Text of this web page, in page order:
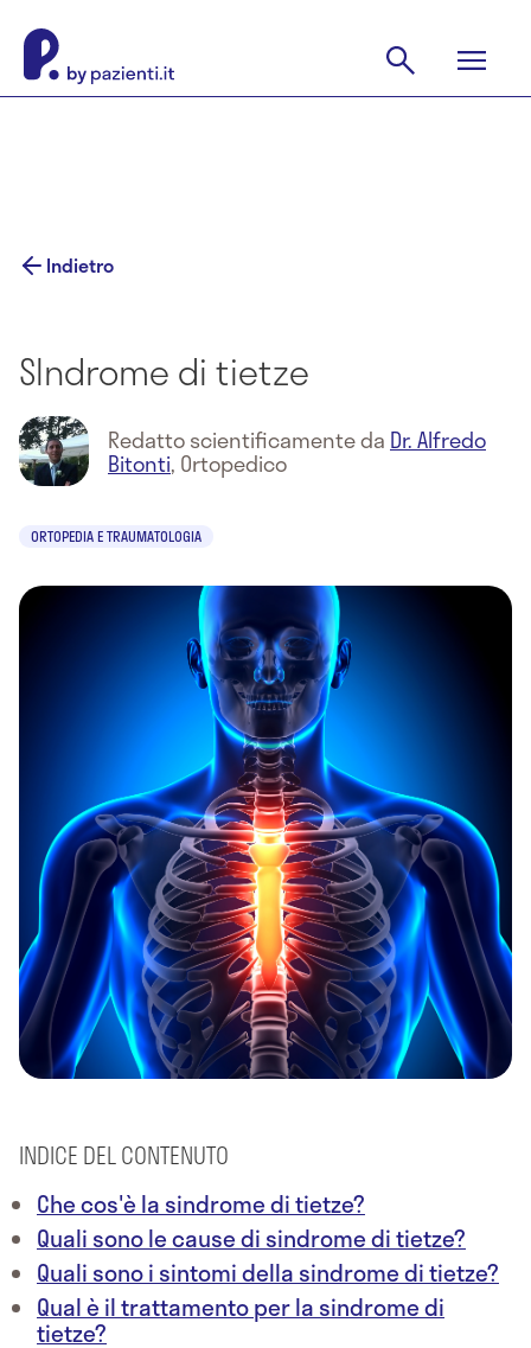
Indietro
SIndrome di tietze
Redatto scientificamente da Dr. Alfredo
Bitonti, Ortopedico
ORTOPEDIA E TRAUMATOLOGIA
INDICE DEL CONTENUTO
Che cos'è la sindrome di tietze?
Quali sono le cause di sindrome di tietze?
Quali sono i sintomi della sindrome di tietze?
Qual è il trattamento per la sindrome di
tietze?